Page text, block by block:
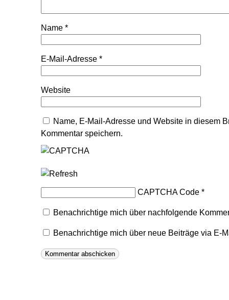
Name *
E-Mail-Adresse *
Website
Name, E-Mail-Adresse und Website in diesem
Kommentar speichern.
CAPTCHA Code *
Benachrichtige mich über nachfolgende
Benachrichtige mich über neue Beiträge via E-